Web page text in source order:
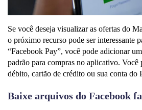
Se você deseja visualizar as ofertas do
o próximo recurso pode ser interessante
“Facebook Pay”, você pode adicionar
padrão para compras no aplicativo. Você
débito, cartão de crédito ou sua conta do
Baixe arquivos do Facebook